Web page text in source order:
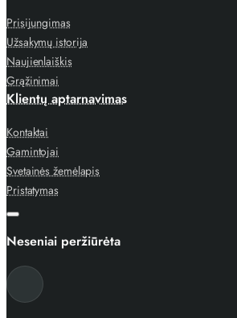
Prisijungimas
Užsakymų istorija
Naujienlaiškis
Grąžinimai
Klientų aptarnavimas
Kontaktai
Gamintojai
Svetainės žemėlapis
Pristatymas
Neseniai peržiūrėta